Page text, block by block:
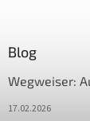
Blog
Wegweiser:
17.02.2026